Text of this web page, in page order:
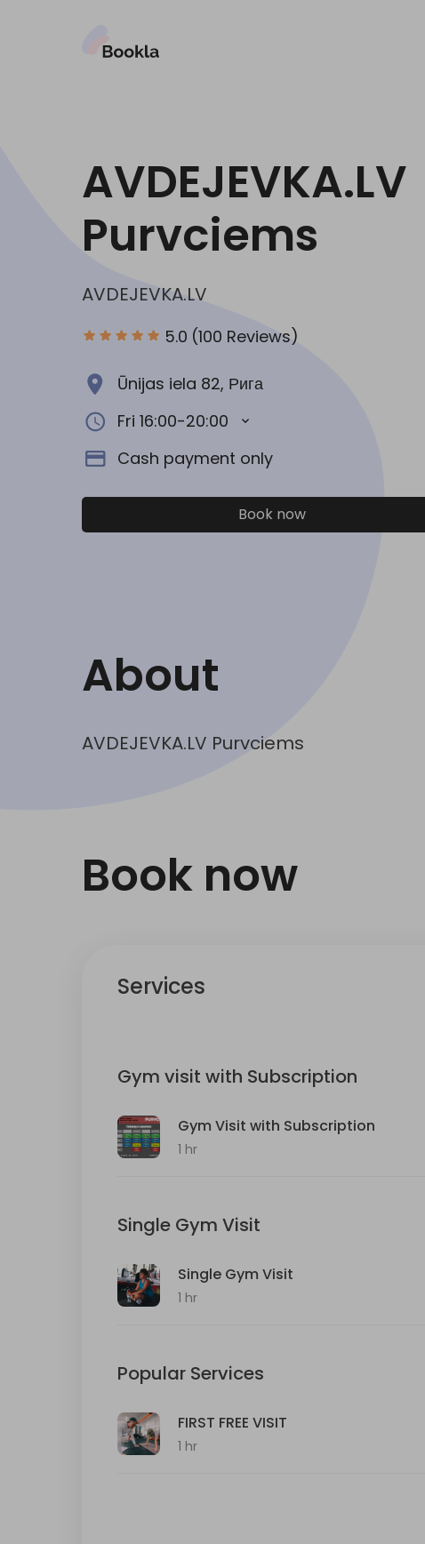
AVDEJEVKA.LV
Purvciems
AVDEJEVKA.LV
5.0 (100 Reviews)
Ūnijas iela 82, Рига
Fri 16:00-20:00
Cash payment only
Book now
About
AVDEJEVKA.LV Purvciems
Book now